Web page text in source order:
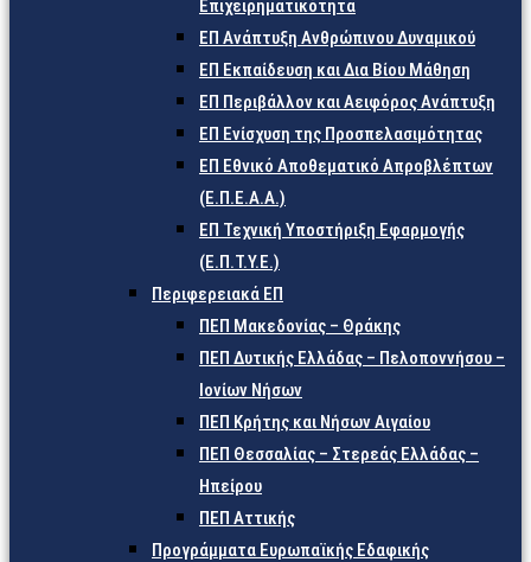
Επιχειρηματικότητα
ΕΠ Ανάπτυξη Ανθρώπινου Δυναμικού
ΕΠ Εκπαίδευση και Δια Βίου Μάθηση
ΕΠ Περιβάλλον και Αειφόρος Ανάπτυξη
ΕΠ Ενίσχυση της Προσπελασιμότητας
ΕΠ Εθνικό Αποθεματικό Απροβλέπτων
(Ε.Π.Ε.Α.Α.)
ΕΠ Τεχνική Υποστήριξη Εφαρμογής
(Ε.Π.Τ.Υ.Ε.)
Περιφερειακά ΕΠ
ΠΕΠ Μακεδονίας – Θράκης
ΠΕΠ Δυτικής Ελλάδας – Πελοποννήσου –
Ιονίων Νήσων
ΠΕΠ Κρήτης και Νήσων Αιγαίου
ΠΕΠ Θεσσαλίας – Στερεάς Ελλάδας –
Ηπείρου
ΠΕΠ Αττικής
Προγράμματα Ευρωπαϊκής Εδαφικής